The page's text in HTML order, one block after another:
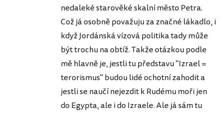
nedaleké starověké skalní město Petra.
Což já osobně považuju za značné lákadlo, i
když Jordánská vízová politika tady může
být trochu na obtíž. Takže otázkou podle
mě hlavně je, jestli tu představu "Izrael =
terorismus" budou lidé ochotní zahodit a
jestli se naučí nejezdit k Rudému moři jen
do Egypta, ale i do Izraele. Ale já sám tu